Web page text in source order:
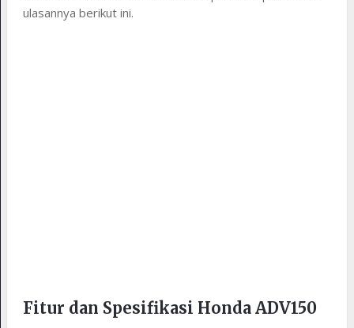
ulasannya berikut ini.
Fitur dan Spesifikasi Honda ADV150